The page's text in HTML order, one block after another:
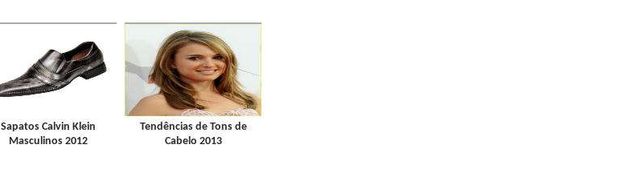
Sapatos Calvin Klein
Masculinos 2012
Tendências de Tons de
Cabelo 2013